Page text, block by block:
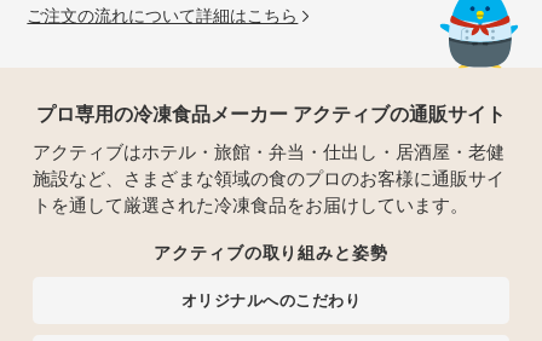
ご注文の流れについて詳細はこちら
プロ専用の冷凍食品メーカー アクティブの通販サイト
アクティブはホテル・旅館・弁当・仕出し・居酒屋・老健
施設など、さまざまな領域の食のプロのお客様に通販サイ
トを通して厳選された冷凍食品をお届けしています。
アクティブの取り組みと姿勢
オリジナルへのこだわり